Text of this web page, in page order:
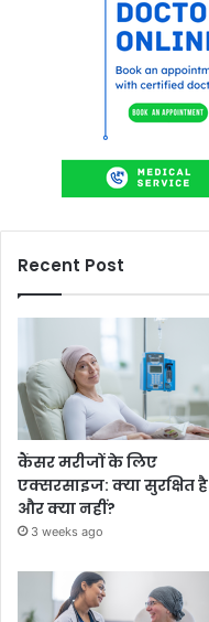
Recent Post
कैंसर मरीजों के लिए
एक्सरसाइज: क्या सुरक्षित है
और क्या नहीं?
3 weeks ago